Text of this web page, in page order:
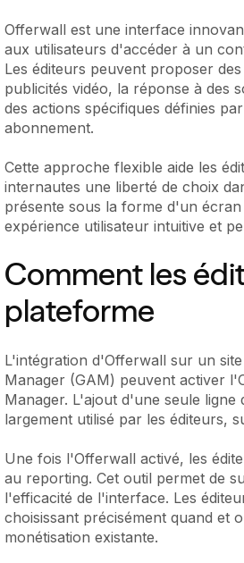
Offerwall est une interface
aux utilisateurs d'accéder à un
Les éditeurs peuvent proposer
publicités vidéo, la réponse à des
des actions spécifiques définies
abonnement.
Cette approche flexible aide les
internautes une liberté de choix
présente sous la forme d'un
expérience utilisateur intuitive et
Comment les
plateforme
L'intégration d'Offerwall sur un
Manager (GAM) peuvent activer
Manager. L'ajout d'une seule ligne
largement utilisé par les éditeurs,
Une fois l'Offerwall activé, les
au reporting. Cet outil permet de
l'efficacité de l'interface. Les
choisissant précisément quand et
monétisation existante.